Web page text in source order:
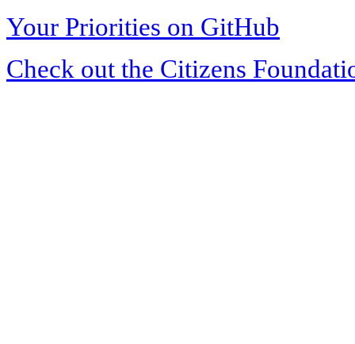
Your Priorities on GitHub
Check out the Citizens